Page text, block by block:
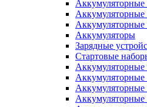
Аккумуляторные
Аккумуляторные
Аккумуляторы
Зарядные
Стартовые
Аккумуляторные
Аккумуляторные
Аккумуляторные